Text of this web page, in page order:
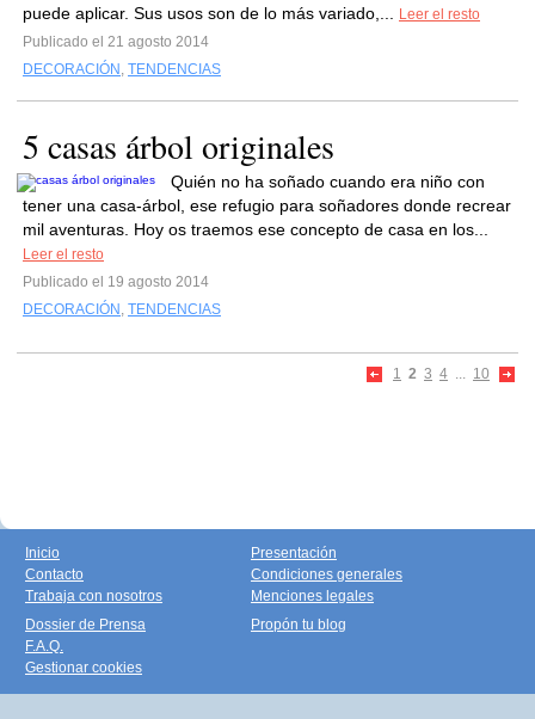
puede aplicar. Sus usos son de lo más variado,...
Leer el resto
Publicado el 21 agosto 2014
DECORACIÓN , TENDENCIAS
5 casas árbol originales
Quién no ha soñado cuando era niño con
tener una casa-árbol, ese refugio para soñadores donde recrear
mil aventuras. Hoy os traemos ese concepto de casa en los...
Leer el resto
Publicado el 19 agosto 2014
DECORACIÓN , TENDENCIAS
1 2 3 4 ... 10
Inicio
Contacto
Trabaja con nosotros
Presentación
Condiciones generales
Menciones legales
Dossier de Prensa
F.A.Q.
Gestionar cookies
Propón tu blog